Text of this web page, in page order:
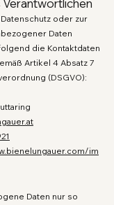
oder zur
Daten
die Kontaktdaten
Artikel 4 Absatz 7
(DSGVO):
im
Daten nur so